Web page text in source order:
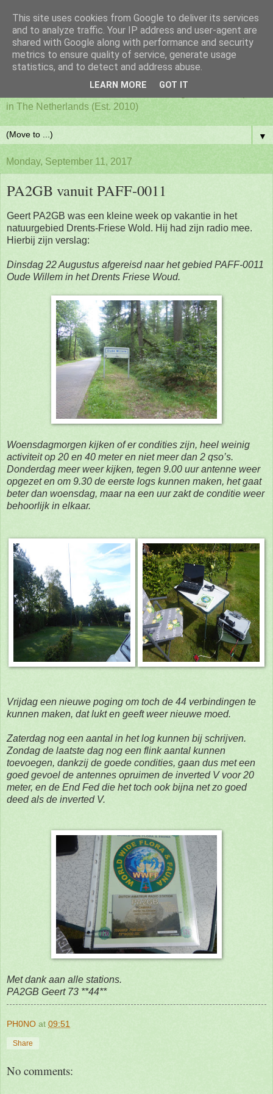
PAFF - Ham Radio & Flora
and Fauna Netherlands
in The Netherlands (Est. 2010)
▼
Monday, September 11, 2017
PA2GB vanuit PAFF-0011
Geert PA2GB was een kleine week op vakantie in het
natuurgebied Drents-Friese Wold. Hij had zijn radio mee.
Hierbij zijn verslag:
Dinsdag 22 Augustus afgereisd naar het gebied PAFF-0011
Oude Willem in het Drents Friese Woud.
Woensdagmorgen kijken of er condities zijn, heel weinig
activiteit op 20 en 40 meter en niet meer dan 2 qso’s.
Donderdag meer weer kijken, tegen 9.00 uur antenne weer
opgezet en om 9.30 de eerste logs kunnen maken, het gaat
beter dan woensdag, maar na een uur zakt de conditie weer
behoorlijk in elkaar.
Vrijdag een nieuwe poging om toch de 44 verbindingen te
kunnen maken, dat lukt en geeft weer nieuwe moed.
Zaterdag nog een aantal in het log kunnen bij schrijven.
Zondag de laatste dag nog een flink aantal kunnen
toevoegen, dankzij de goede condities, gaan dus met een
goed gevoel de antennes opruimen de inverted V voor 20
meter, en de End Fed die het toch ook bijna net zo goed
deed als de inverted V.
Met dank aan alle stations.
PA2GB Geert 73 **44**
PH0NO at 09:51
Share
No comments:
This site uses cookies from Google to deliver its services
and to analyze traffic. Your IP address and user-agent are
shared with Google along with performance and security
metrics to ensure quality of service, generate usage
statistics, and to detect and address abuse.
LEARN MORE GOT IT